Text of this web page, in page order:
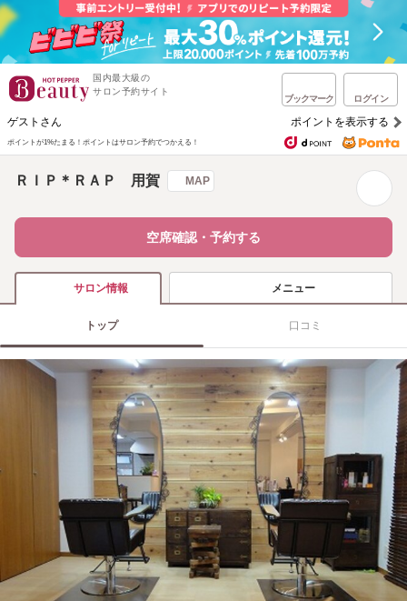
国内最大級の
サロン予約サイト
ブックマーク ログイン
ゲストさん ポイントを表示する
ポイントが1%たまる！ ポイントはサロン予約でつかえる！
ＲＩＰ＊ＲＡＰ 用賀 MAP
空席確認・予約する
サロン情報 メニュー
トップ 口コミ